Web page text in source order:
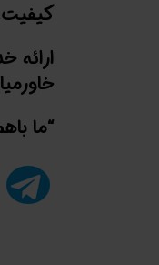
کیفیت
ارائه
“ما